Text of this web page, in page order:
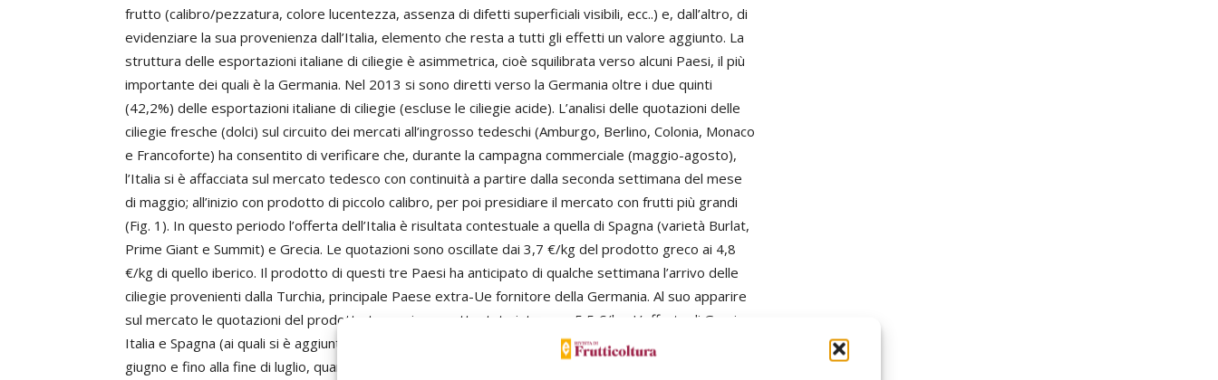
frutto (calibro/pezzatura, colore lucentezza, assenza di difetti superficiali visibili, ecc..) e, dall’altro, di
evidenziare la sua provenienza dall’Italia, elemento che resta a tutti gli effetti un valore aggiunto. La
struttura delle esportazioni italiane di ciliegie è asimmetrica, cioè squilibrata verso alcuni Paesi, il più
importante dei quali è la Germania. Nel 2013 si sono diretti verso la Germania oltre i due quinti
(42,2%) delle esportazioni italiane di ciliegie (escluse le ciliegie acide). L’analisi delle quotazioni delle
ciliegie fresche (dolci) sul circuito dei mercati all’ingrosso tedeschi (Amburgo, Berlino, Colonia, Monaco
e Francoforte) ha consentito di verificare che, durante la campagna commerciale (maggio-agosto),
l’Italia si è affacciata sul mercato tedesco con continuità a partire dalla seconda settimana del mese
di maggio; all’inizio con prodotto di piccolo calibro, per poi presidiare il mercato con frutti più grandi
(Fig. 1). In questo periodo l’offerta dell’Italia è risultata contestuale a quella di Spagna (varietà Burlat,
Prime Giant e Summit) e Grecia. Le quotazioni sono oscillate dai 3,7 €/kg del prodotto greco ai 4,8
€/kg di quello iberico. Il prodotto di questi tre Paesi ha anticipato di qualche settimana l’arrivo delle
ciliegie provenienti dalla Turchia, principale Paese extra-Ue fornitore della Germania. Al suo apparire
sul mercato le quotazioni del prodotto turco si sono attestate intorno a 5,5 €/kg. L’offerta di Grecia,
Italia e Spagna (ai quali si è aggiunta anche la Francia a partire da giugno) si è protratta per tutto
giugno e fino alla fine di luglio, quando gli arrivi di prodotto da questi Paesi sono cessati, lasciando il